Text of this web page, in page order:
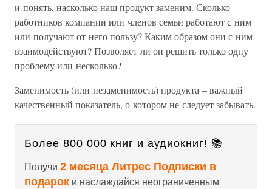
и понять, насколько наш продукт заменим. Сколько
работников компании или членов семьи работают с ним
или получают от него пользу? Каким образом они с ним
взаимодействуют? Позволяет ли он решить только одну
проблему или несколько?
Заменимость (или незаменимость) продукта – важный
качественный показатель, о котором не следует забывать.
Более 800 000 книг и аудиокниг! 📚
Получи 2 месяца Литрес Подписки в
подарок и наслаждайся неограниченным